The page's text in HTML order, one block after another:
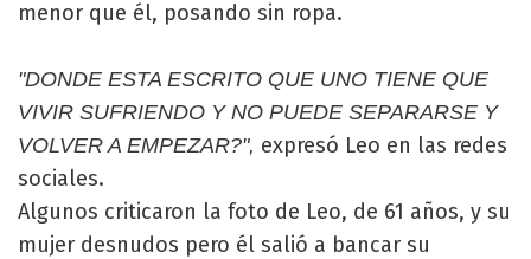
menor que él, posando sin ropa.
"DONDE ESTA ESCRITO QUE UNO TIENE QUE
VIVIR SUFRIENDO Y NO PUEDE SEPARARSE Y
VOLVER A EMPEZAR?", expresó Leo en las redes
sociales.
Algunos criticaron la foto de Leo, de 61 años, y su
mujer desnudos pero él salió a bancar su